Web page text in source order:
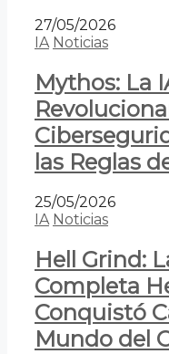
27/05/2026
IA Noticias
Mythos: La
las Reglas
25/05/2026
IA Noticias
Hell Grind:
Completa
Conquistó
Mundo del